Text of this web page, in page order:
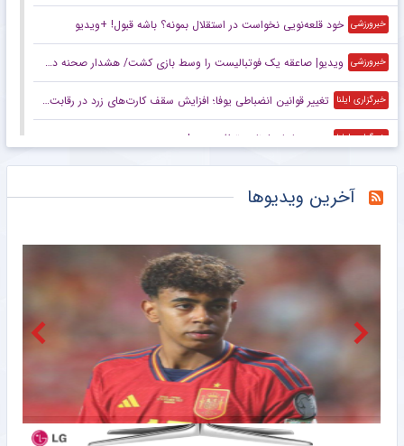
خبرورزشی خود قلعه‌نویی نخواست در استقلال بمونه؟ باشه قبول! +ویدیو
خبرورزشی ویدیو| صاعقه یک فوتبالیست را وسط بازی کشت/ هشدار صحنه دلخراش!
خبرگزاری ایلنا تغییر قوانین انضباطی یوفا؛ افزایش سقف کارت‌های زرد در رقابت‌های اروپایی
خبرگزاری ایلنا رودری با بارسلونا به توافق رسید!
برزگر: همای سعادت روی دوش تارتار نشسته است/ عیار واقعی پرسپولیس از هفته پنجم به بعد مشخص می‌شود
پایان مرحله چهارم اردوی آماده‌سازی تیم ملی جوانان با تساوی مقابل فجرسپاسی
آتش بازی زارعی در بلاروس / رکورد ۲۰۰ متر بانوان هم شکسته شد
خبرگزاری ایلنا ویدئو: خط و نشان آنتوان سمنیو با شوت‌های دیدنی
ادیب زارعی به شمس‌آذر قزوین پیوست
آخرین ویدیوها